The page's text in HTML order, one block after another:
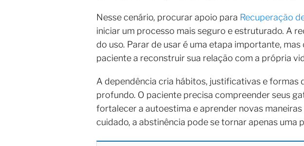
Nesse cenário, procurar apoio para Recuperação
iniciar um processo mais seguro e estruturado. A
do uso. Parar de usar é uma etapa importante,
paciente a reconstruir sua relação com a própria
A dependência cria hábitos, justificativas e formas
profundo. O paciente precisa compreender seus
fortalecer a autoestima e aprender novas
cuidado, a abstinência pode se tornar apenas uma